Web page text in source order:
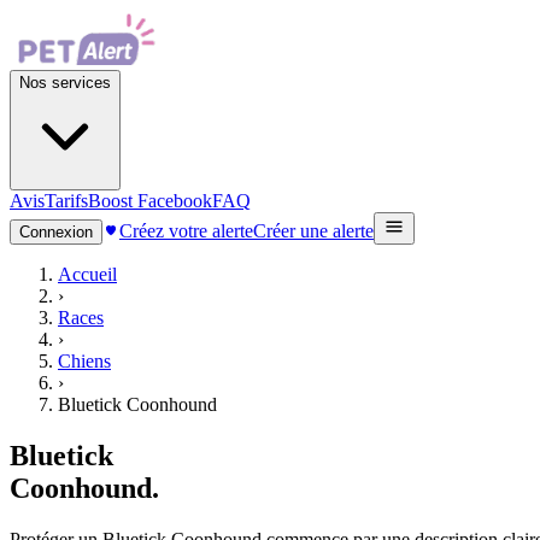
Nos services
AvisTarifsBoost FacebookFAQ
Connexion Créez votre alerteCréer une alerte
Accueil
›
Races
›
Chiens
›
Bluetick Coonhound
Bluetick
Coonhound.